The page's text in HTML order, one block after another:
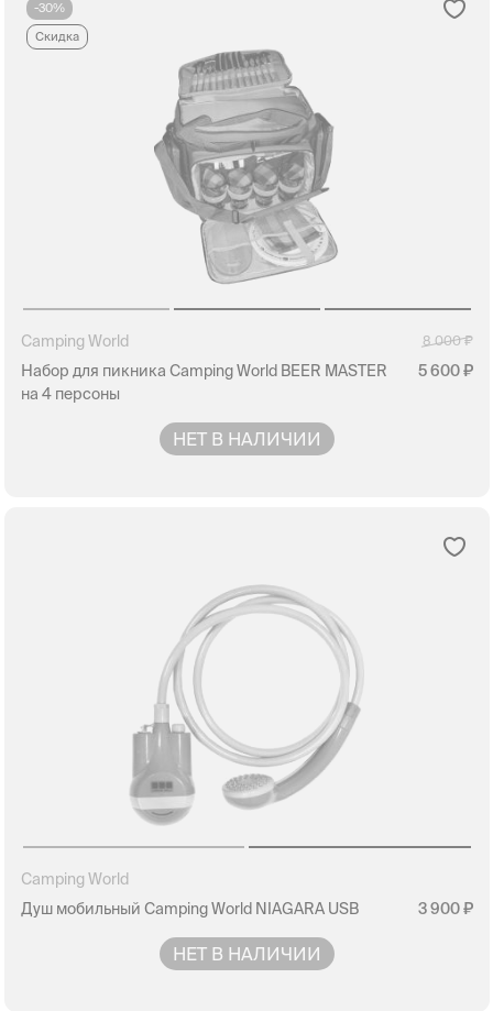
-30%
Скидка
Camping World 8 000
Набор для пикника Camping World BEER MASTER
на 4 персоны
5 600
НЕТ В НАЛИЧИИ
Camping World
Душ мобильный Camping World NIAGARA USB
3 900
НЕТ В НАЛИЧИИ